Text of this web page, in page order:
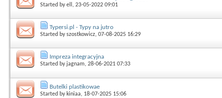
Started byell , 23-05-2022 09:01
Typersi.pl - Typy na jutro
Started byszostkowicz, 07-08-2025 16:29
Impreza integracyjna
Started by jagnam, 28-06-2021 07:33
Butelki plastikowae
Started by kiniaa, 18-07-2025 15:06